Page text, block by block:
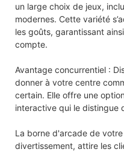
un large choix de jeux,
modernes. Cette variété
les goûts, garantissant
compte.
Avantage concurrentiel :
donner à votre centre
certain. Elle offre une
interactive qui le distingue
La borne d'arcade de
divertissement, attire les